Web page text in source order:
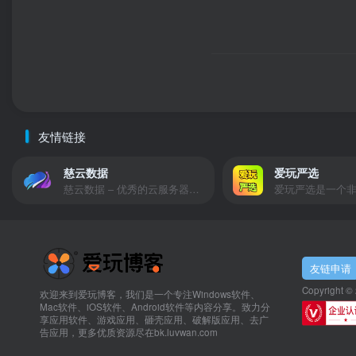
友情链接
慈云数据
慈云数据 – 优秀的云服务器服务商，提供最具有性价比的产品。慈云数据是开发者必不可少的良心云
爱玩严选
欢迎来到爱玩博客，我们是一个专注Windows软件、
Mac软件、iOS软件、Android软件等内容分享。致力分
享应用软件、游戏应用、砸壳应用、破解版应用、去广
告应用，更多优质资源尽在bk.luvwan.com
友链申请
Copyright ©